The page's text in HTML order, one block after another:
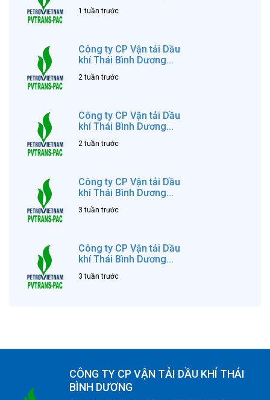
1 tuần trước
Công ty CP Vận tải Dầu
khí Thái Bình Dương...
2 tuần trước
Công ty CP Vận tải Dầu
khí Thái Bình Dương...
2 tuần trước
Công ty CP Vận tải Dầu
khí Thái Bình Dương...
3 tuần trước
Công ty CP Vận tải Dầu
khí Thái Bình Dương...
3 tuần trước
CÔNG TY CP VẬN TẢI DẦU KHÍ THÁI
BÌNH DƯƠNG